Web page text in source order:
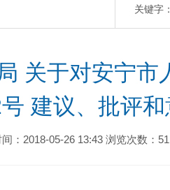
关键字：
关于对安宁市
建议、批评
：2018-05-26 13:43 浏览次数：51